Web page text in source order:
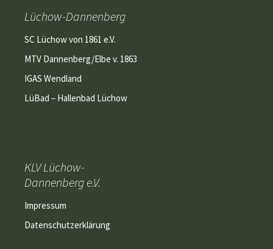
Lüchow-Dannenberg
SC Lüchow von 1861 e.V.
MTV Dannenberg/Elbe v. 1863
IGAS Wendland
LüBad – Hallenbad Lüchow
KLV Lüchow-
Dannenberg e.V.
Impressum
Datenschutzerklärung